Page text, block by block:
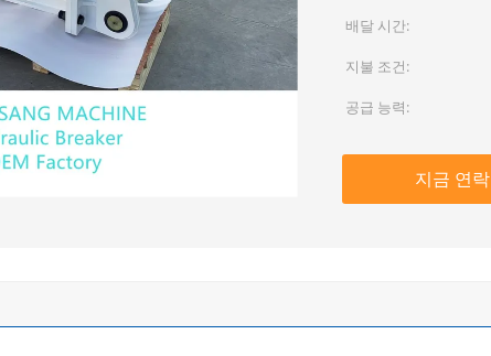
배달 시간:
지불 조건:
공급 능력:
지금 연락